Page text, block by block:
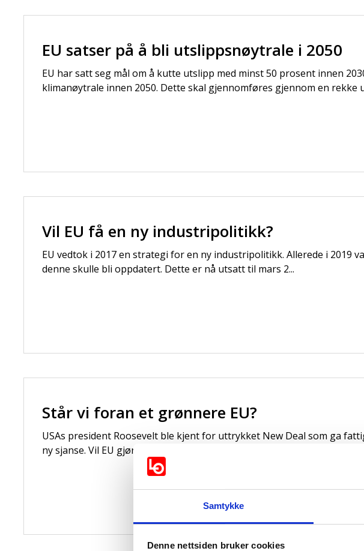
Samtykke
Denne nettsiden bruker cookies
EU satser på å bli utslippsnøytrale i 2050
EU har satt seg mål om å kutte utslipp med minst 50 prosent innen
klimanøytrale innen 2050. Dette skal gjennomføres gjennom en rekke
Vil EU få en ny industripolitikk?
EU vedtok i 2017 en strategi for en ny industripolitikk. Allerede i 2019
denne skulle bli oppdatert. Dette er nå utsatt til mars 2...
Står vi foran et grønnere EU?
USAs president Roosevelt ble kjent for uttrykket New Deal som ga
ny sjanse. Vil EU gjøre det sammen for miljøet gjennom en gree...